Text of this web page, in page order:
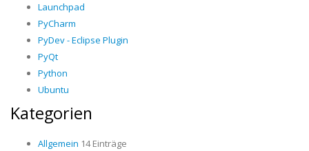
Launchpad
PyCharm
PyDev - Eclipse Plugin
PyQt
Python
Ubuntu
Kategorien
Allgemein 14 Einträge